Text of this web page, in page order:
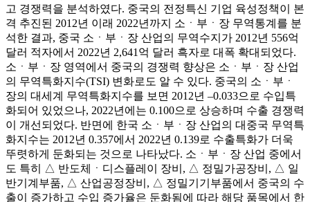
고 경쟁력을 분석하였다. 중국의 전정특신 기업 육성정책이 본
격 추진된 2012년 이래 2022년까지 소ㆍ부ㆍ장 무역통계를 분
석한 결과, 중국 소ㆍ부ㆍ장 산업의 무역수지가 2012년 556억
달러 적자에서 2022년 2,641억 달러 흑자로 대폭 확대되었다.
소ㆍ부ㆍ장 영역에서 중국의 경쟁력 향상은 소ㆍ부ㆍ장 산업
의 무역특화지수(TSI) 변화로도 알 수 있다. 중국의 소ㆍ부ㆍ
장의 대세계 무역특화지수를 보면 2012년 –0.033으로 수입특
화되어 있었으나, 2022년에는 0.100으로 상승하며 수출 경쟁력
이 개선되었다. 반면에 한국 소ㆍ부ㆍ장 산업의 대중국 무역특
화지수는 2012년 0.357에서 2022년 0.139로 수출특화가 더욱
뚜렷하게 둔화되는 것으로 나타났다. 소ㆍ부ㆍ장 산업 중에서
도 특히 △ 반도체ㆍ디스플레이 장비, △ 정밀가공장비, △ 일
반기계부품, △ 산업공정장비, △ 정밀기기부품에서 중국의 수
출이 증가하고 수입 증가율은 둔화됨에 따라 해당 품목에서 한